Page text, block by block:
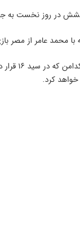
در روز نخست
با محمد عامر از مصر
همچنین
خواهد کرد.